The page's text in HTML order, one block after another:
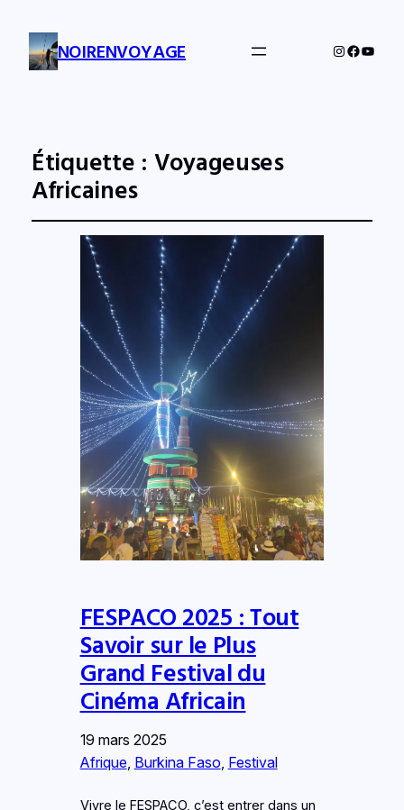
NOIRENVOYAGE Instagram
Étiquette : Voyageuses
Africaines
FESPACO 2025 : Tout
Savoir sur le Plus
Grand Festival du
Cinéma Africain
19 mars 2025
Afrique, Burkina Faso Festival
Vivre le FESPACO, c’est entrer dans un